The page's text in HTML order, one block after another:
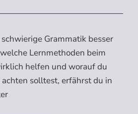
Grammatik besser
Lernmethoden beim
helfen und worauf du
solltest, erfährst du in